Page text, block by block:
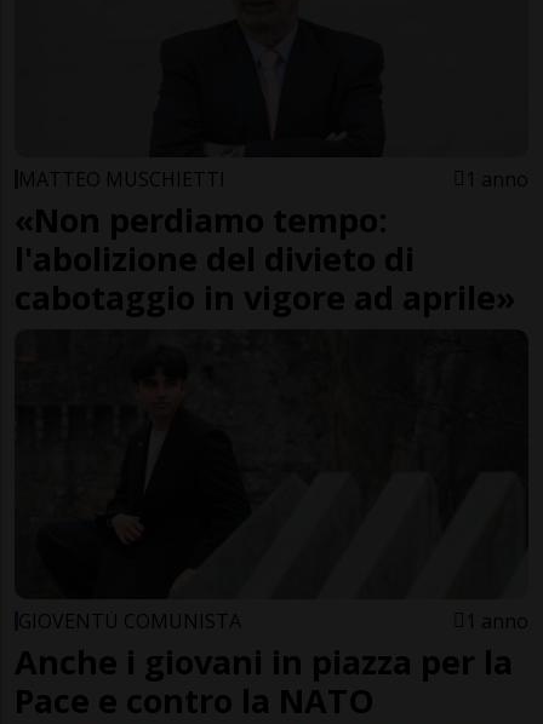
MATTEO MUSCHIETTI 1 anno
«Non perdiamo tempo:
l'abolizione del divieto di
cabotaggio in vigore ad aprile»
GIOVENTÙ COMUNISTA 1 anno
Anche i giovani in piazza per la
Pace e contro la NATO